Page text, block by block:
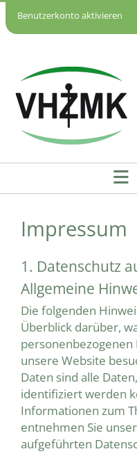
Benutzerkonto aktivieren
Impressum
1. Datenschutz
Allgemeine
Die folgenden
Überblick darüber,
personenbezogenen
unsere Website
Daten sind alle
identifiziert werden
Informationen zum
entnehmen Sie
aufgeführten